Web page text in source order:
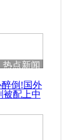
乡上万人欢
节
哀思悼忠
热点新闻
倒!国外
被配上中